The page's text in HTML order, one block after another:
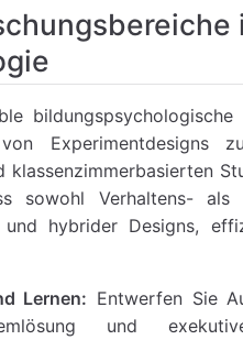
Experimentdesigns
klassenzimmerbasierten
sowohl Verhaltens- als
und hybrider Designs,
Lernen: Entwerfen Sie
und